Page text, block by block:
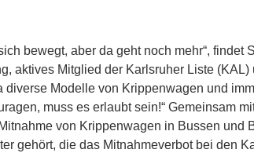
bewegt, aber da geht noch mehr“, findet
aktives Mitglied der Karlsru­her Liste
diverse Modelle von Krippen­wagen und
muss es erlaubt sein!“ Gemeinsam
von Krippenwagen in Bussen und
gehört, die das Mitnahmever­bot bei den